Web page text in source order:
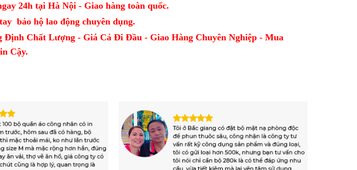
24h tại Hà Nội - Giao hàng toàn quốc.
bảo hộ lao động chuyên dụng.
Định Chất Lượng - Giá Cả Đi Đầu - Giao Hàng Chuyên Nghiệp - Mua
Cậy.